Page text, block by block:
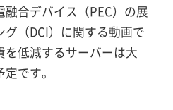
合デバイス（PEC）の展
（DCI）に関する動画で
低減するサーバーは大
です。